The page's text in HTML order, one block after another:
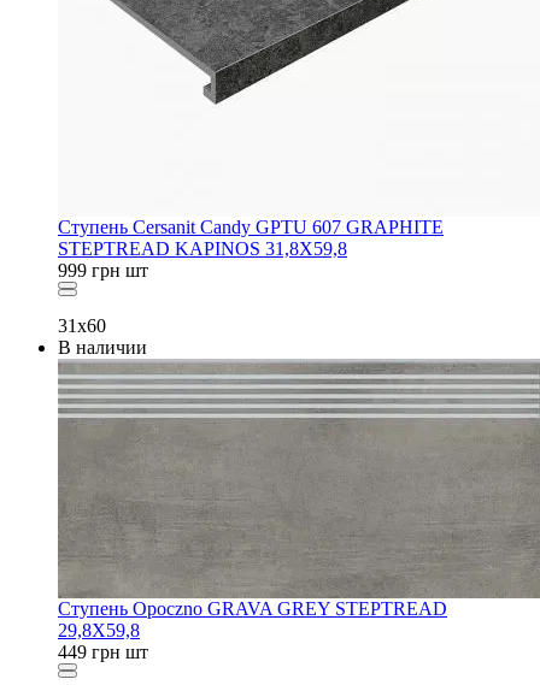
Ступень Cersanit Candy GPTU 607 GRAPHITE
STEPTREAD KAPINOS 31,8X59,8
999 грн шт
31x60
В наличии
Ступень Opoczno GRAVA GREY STEPTREAD
29,8X59,8
449 грн шт